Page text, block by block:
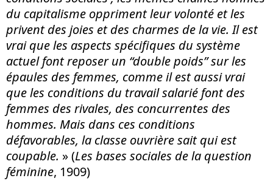
du capitalisme oppriment leur volonté et les
privent des joies et des charmes de la vie. Il est
vrai que les aspects spécifiques du système
actuel font reposer un “double poids” sur les
épaules des femmes, comme il est aussi vrai
que les conditions du travail salarié font des
femmes des rivales, des concurrentes des
hommes. Mais dans ces conditions
défavorables, la classe ouvrière sait qui est
coupable. » (Les bases sociales de la question
féminine, 1909)